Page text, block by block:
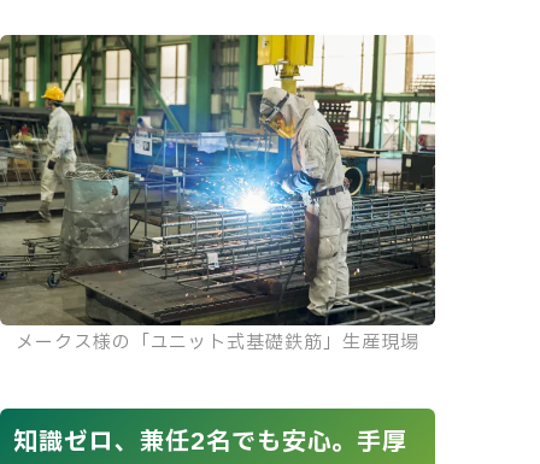
メークス様の「ユニット式基礎鉄筋」生産現場
知識ゼロ、兼任2名でも安心。手厚